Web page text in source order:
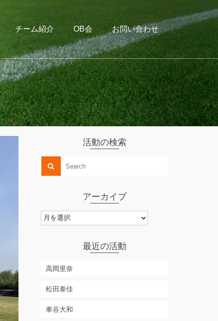
チーム紹介 OB会 お問い合わせ
活動の検索
アーカイブ
ア
ー
最近の活動
高岡里奈
松田泰佳
車谷大和